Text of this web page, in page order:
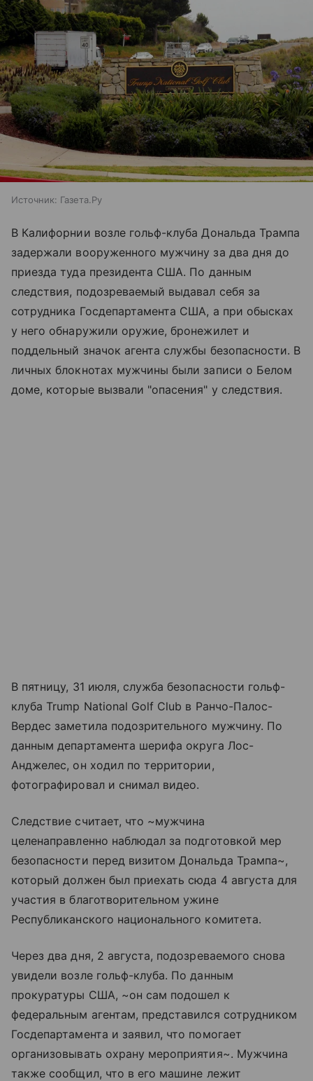
Источник: Газета.Ру
В Калифорнии возле гольф-клуба Дональда Трампа
задержали вооруженного мужчину за два дня до
приезда туда президента США. По данным
следствия, подозреваемый выдавал себя за
сотрудника Госдепартамента США, а при обысках
у него обнаружили оружие, бронежилет и
поддельный значок агента службы безопасности. В
личных блокнотах мужчины были записи о Белом
доме, которые вызвали "опасения" у следствия.
В пятницу, 31 июля, служба безопасности гольф-
клуба Trump National Golf Club в Ранчо-Палос-
Вердес заметила подозрительного мужчину. По
данным департамента шерифа округа Лос-
Анджелес, он ходил по территории,
фотографировал и снимал видео.
Следствие считает, что ~мужчина
целенаправленно наблюдал за подготовкой мер
безопасности перед визитом Дональда Трампа~,
который должен был приехать сюда 4 августа для
участия в благотворительном ужине
Республиканского национального комитета.
Через два дня, 2 августа, подозреваемого снова
увидели возле гольф-клуба. По данным
прокуратуры США, ~он сам подошел к
федеральным агентам, представился сотрудником
Госдепартамента и заявил, что помогает
организовывать охрану мероприятия~. Мужчина
также сообщил, что в его машине лежит